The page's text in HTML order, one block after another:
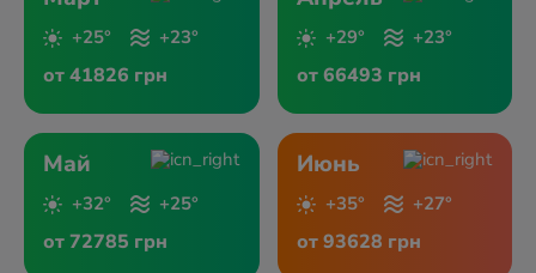
+25° +23°
от 41826 грн
+29° +23°
от 66493 грн
Май
+32° +25°
от 72785 грн
Июнь
+35° +27°
от 93628 грн